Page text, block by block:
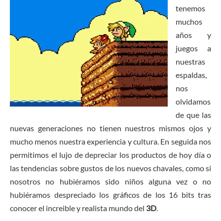
tenemos
muchos
años y
juegos a
nuestras
espaldas,
nos
olvidamos
de que las
nuevas generaciones no tienen nuestros mismos ojos y
mucho menos nuestra experiencia y cultura. En seguida nos
permitimos el lujo de depreciar los productos de hoy día o
las tendencias sobre gustos de los nuevos chavales, como si
nosotros no hubiéramos sido niños alguna vez o no
hubiéramos despreciado los gráficos de los 16 bits tras
conocer el increible y realista mundo del 3D.